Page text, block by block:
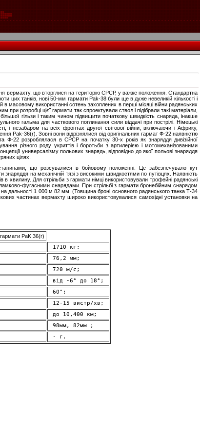
вермахту, що вторглися на територію СРСР, у важке положення. Стандартна
цих танків, нові 50-мм гармати Pak-38 були ще в дуже невеликій кількості і
масовому використанні сотень захоплених в перші місяці війни радянських
розробці цієї гармати так спроектували ствол і підібрали такі матеріали,
гільзи і таким чином підвищити початкову швидкість снаряда, інакше
гальма для часткового поглинання сили віддачі при пострілі. Німецькі
і незабаром на всіх фронтах другої світової війни, включаючи і Африку,
Pak-36(r). Зовні вони відрізнялися від оригінальних гармат Ф-22 наявністю
Ф-22 розроблялася в СРСР на початку 30-х років як знаряддя дивізійної
різного роду укриттів і боротьби з артилерією і мотомеханізованими
универсалізму польових знарядь, відповідно до якої польові знаряддя
цілях.
що розсувалися в бойовому положенні. Це забезпечувало кут
знаряддя на механічній тязі з високими швидкостями по путівцях. Наявність
в хвилину. Для стрільби з гармати німці використовували трофейні радянські
фугасними снарядами. При стрільбі з гармати бронебійним снарядом
дальності 1 000 м 82 мм. (Товщина броні основного радянського танка Т-34
частинах вермахту широко використовувалися самохідні установки на
PaK 36(r)
1710 кг;
76,2 мм;
720 м/с;
від -6° до 18°;
60°;
12-15 вистр/хв;
до 10,400 км;
98мм, 82мм ;
- г.